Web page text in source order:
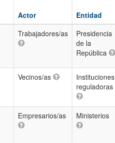
Actor Entidad
Trabajadores/as
Presidencia
de la
República
Vecinos/as
Instituciones
reguladoras
Empresarios/as Ministerios